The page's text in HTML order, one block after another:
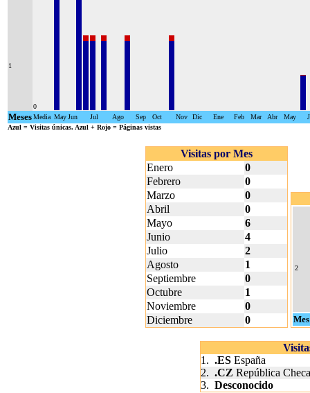
1
0
MesesMedia MayJun Jul Ago Sep Oct Nov Dic Ene Feb Mar Abr May
Azul = Visitas únicas. Azul + Rojo = Páginas vistas
Visitas por Mes
Enero
0
Febrero
0
Marzo
0
Abril
0
Mayo
6
Junio
4
Julio
2
Agosto
1
Septiembre
0
Octubre
1
Noviembre
0
Diciembre
0
2
Mes
1. .ES España
2. .CZ República Checa
3. Desconocido